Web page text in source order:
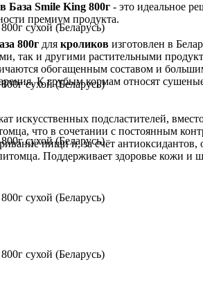
Smile King 800г - это идеальное
премиум продукта.
800г для кроликов изготовлен в
так и другими растительными
обогащенным составом и
К грубым кормам относят
искусственных подсластителей,
что в сочетании с постоянным
пищи и, за счёт
Поддерживает здоровье кожи и